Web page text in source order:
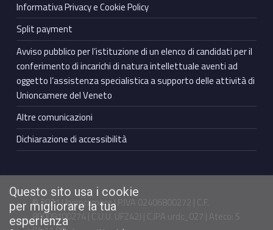
Informativa Privacy e Cookie Policy
Split payment
Avviso pubblico per l’istituzione di un elenco di candidati per il
conferimento di incarichi di natura intellettuale aventi ad
oggetto l’assistenza specialistica a supporto delle attività di
Unioncamere del Veneto
Altre comunicazioni
Dichiarazione di accessibilità
© 2021 Unioncamere | P.IVA 02406800272 | C.F.
80009100274 | C.U.U. UFZ42J | C.IPA urdc_027 | Ateco: S
Questo sito usa i cookie
per migliorare la tua
esperienza